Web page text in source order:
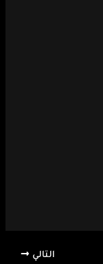
التالي